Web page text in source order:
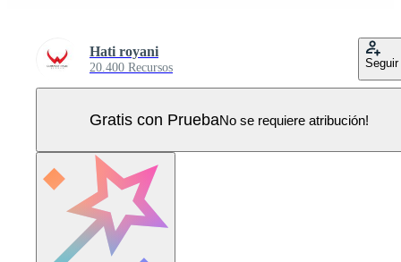
Hati royani
20.400 Recursos Seguir
Gratis con PruebaNo se requiere atribución!